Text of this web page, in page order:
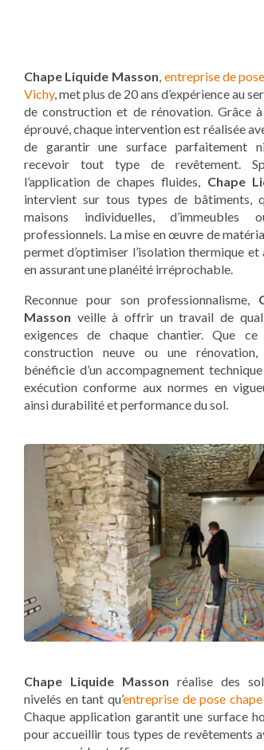
Chape Liquide Masson, entreprise de
Vichy, met plus de 20 ans d’expérience au
de construction et de rénovation. Grâce
éprouvé, chaque intervention est réalisée
de garantir une surface parfaitement
recevoir tout type de revêtement.
l’application de chapes fluides, Chape
intervient sur tous types de bâtiments,
maisons individuelles,
professionnels. La mise en œuvre de
permet d’optimiser l’isolation thermique
en assurant une planéité irréprochable.
Reconnue pour son professionnalisme,
Masson veille à offrir un travail de
exigences de chaque chantier. Que
construction neuve ou une
bénéficie d’un accompagnement
exécution conforme aux normes en
ainsi durabilité et performance du sol.
Chape Liquide Masson réalise des
nivelés en tant qu’entreprise de pose
Chaque application garantit une surface
pour accueillir tous types de revêtements